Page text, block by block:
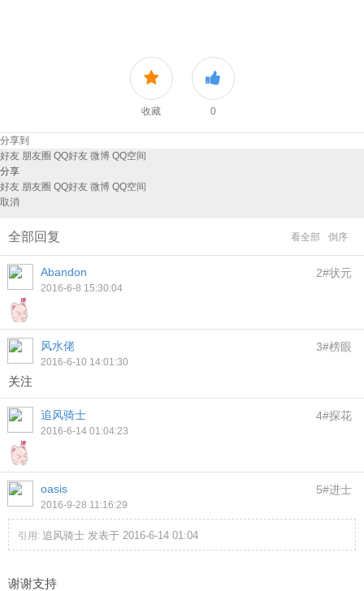
收藏 0
分享到
好友 朋友圈 QQ好友 微博 QQ空间
分享
好友 朋友圈 QQ好友 微博 QQ空间
取消
全部回复 倒序
看全部
Abandon
2016-6-8 15:30:04
2#状元
风水佬
2016-6-10 14:01:30
3#榜眼
关注
追风骑士
2016-6-14 01:04:23
4#探花
oasis
2016-9-28 11:16:29
5#进士
引用: 追风骑士 发表于 2016-6-14 01:04
谢谢支持